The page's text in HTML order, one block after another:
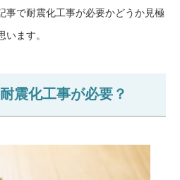
事で耐震化工事が必要かどうか見極
ます。
震化工事が必要？